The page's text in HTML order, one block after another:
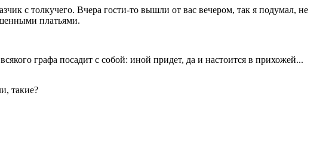
с толкучего. Вчера гости-то вышли от вас вечером, так я подумал, не
платьями.
графа посадит с собой: иной придет, да и настоится в прихожей...
такие?